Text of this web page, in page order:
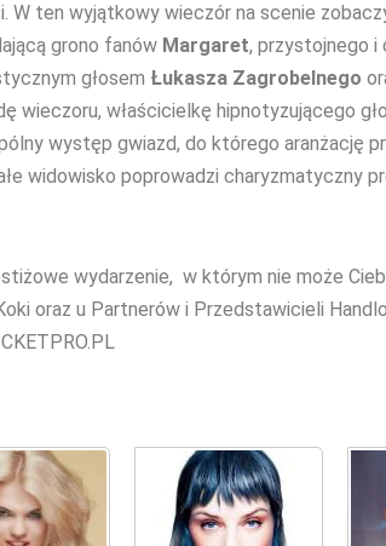
W ten wyjątkowy wieczór na scenie
grono fanów Margaret, przystojnego i
głosem Łukasza Zagrobelnego
wieczoru, właścicielkę hipnotyzującego
występ gwiazd, do którego aranżację
widowisko poprowadzi charyzmatyczny
wydarzenie, w którym nie może
oraz u Partnerów i Przedstawicieli